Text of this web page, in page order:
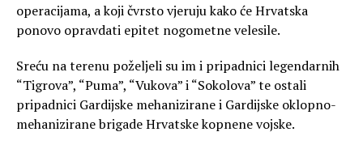
operacijama, a koji čvrsto vjeruju kako će Hrvatska
ponovo opravdati epitet nogometne velesile.
Sreću na terenu poželjeli su im i pripadnici legendarnih
“Tigrova”, “Puma”, “Vukova” i “Sokolova” te ostali
pripadnici Gardijske mehanizirane i Gardijske oklopno-
mehanizirane brigade Hrvatske kopnene vojske.